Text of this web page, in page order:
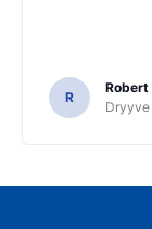
R
Robert
Dryyve